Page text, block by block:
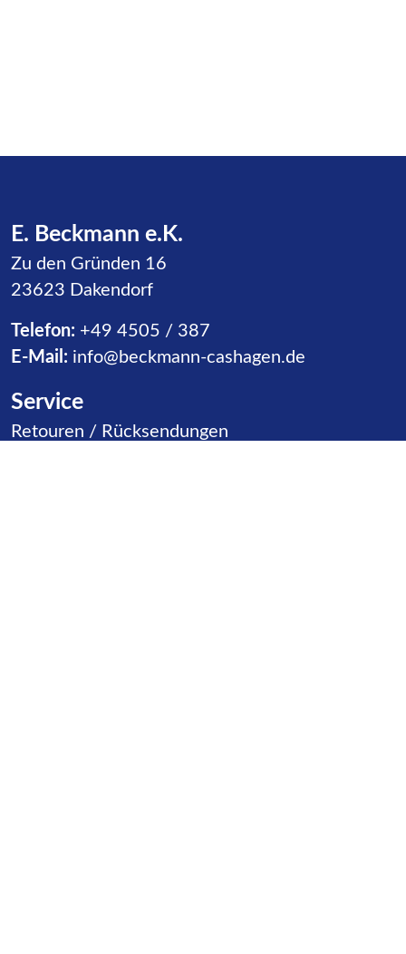
E. Beckmann e.K.
Zu den Gründen 16
23623 Dakendorf
Telefon: +49 4505 / 387
E-Mail: info@beckmann-cashagen.de
Service
Navigation überspringen
Retouren / Rücksendungen